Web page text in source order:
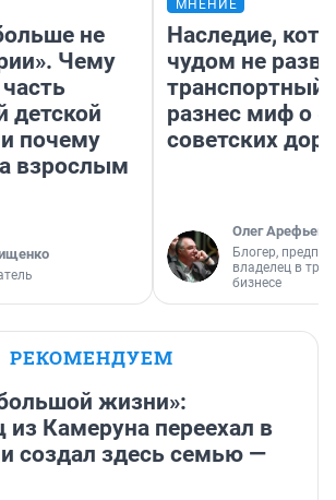
не
Чему
детской
почему
взрослым
МНЕНИЕ
Наследие,
чудом не
транспортный
разнес миф о
советских
Олег Арефьев
Блогер,
владелец в
бизнесе
РЕКОМЕНДУЕМ
жизни»:
из Камеруна переехал в
создал здесь семью —